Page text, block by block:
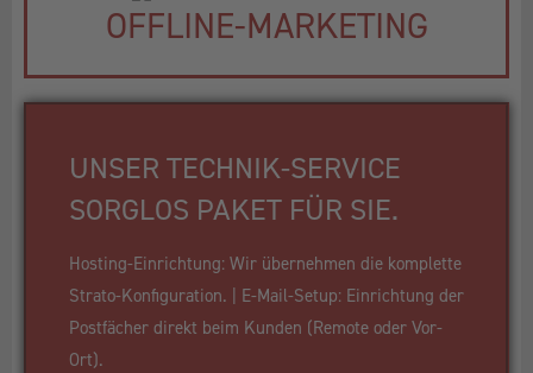
OFFLINE-MARKETING
UNSER TECHNIK-SERVICE
SORGLOS PAKET FÜR SIE.
Hosting-Einrichtung: Wir übernehmen die komplette
Strato-Konfiguration. | E-Mail-Setup: Einrichtung der
Postfächer direkt beim Kunden (Remote oder Vor-
Ort).